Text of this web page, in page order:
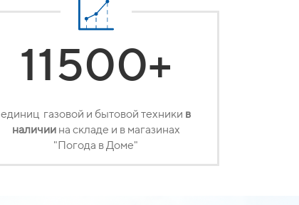
11500+
единиц газовой и бытовой техники в
наличии на складе и в магазинах
"Погода в Доме"